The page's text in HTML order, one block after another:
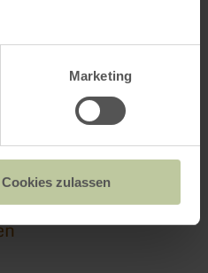
Marketing
Cookies zulassen